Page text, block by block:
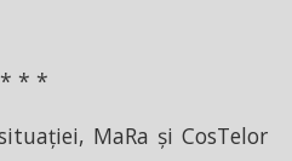
* * *
MaRa și CosTelor